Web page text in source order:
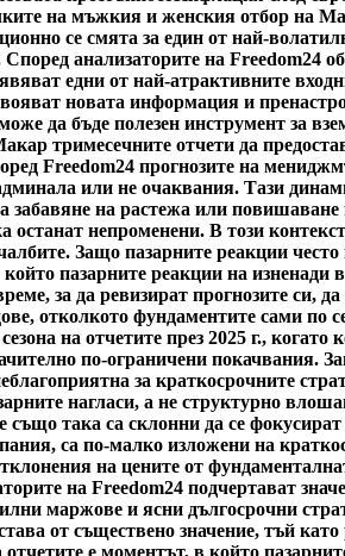
на мъжкия и женския отбор на
се смята за един от най-
анализаторите на Freedom24
едни от най-атрактивните
новата информация и
да бъде полезен инструмент за
тримесечните отчети да
Freedom24 прогнозите на
или не очаквания. Тази
забавяне на растежа или
останат непроменени. В този
Защо пазарните реакции
пазарните реакции на
за да ревизират прогнозите си,
отколкото фундаментите сами
на отчетите през 2025 г.,
по-ограничени
за краткосрочните
нагласи, а не структурно
също така са склонни да се
са по-малко изложени на
на цените от
на Freedom24 подчертават
маржове и ясни дългосрочни
от съществено значение, тъй